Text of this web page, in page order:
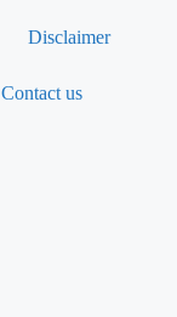
Disclaimer
Contact us